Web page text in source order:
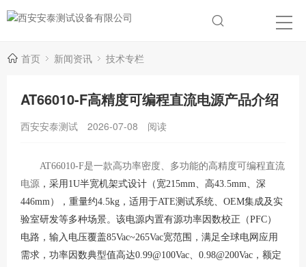
首页 新闻资讯 技术专栏
AT66010-F高精度可编程直流电源产品介绍
西安安泰测试 2026-07-08 阅读
AT66010-F是一款高功率密度、多功能的高精度可编程直流
电源 ，采用1U半宽机架式设计（宽215mm、高43.5mm、深
446mm），重量约4.5kg，适用于ATE测试系统、OEM集成及实
验室研发等多种场景。该电源内置有源功率因数校正（PFC）
电路，输入电压覆盖85Vac~265Vac宽范围，满足全球电网应用
需求，功率因数典型值高达0.99@100Vac、0.98@200Vac，额定